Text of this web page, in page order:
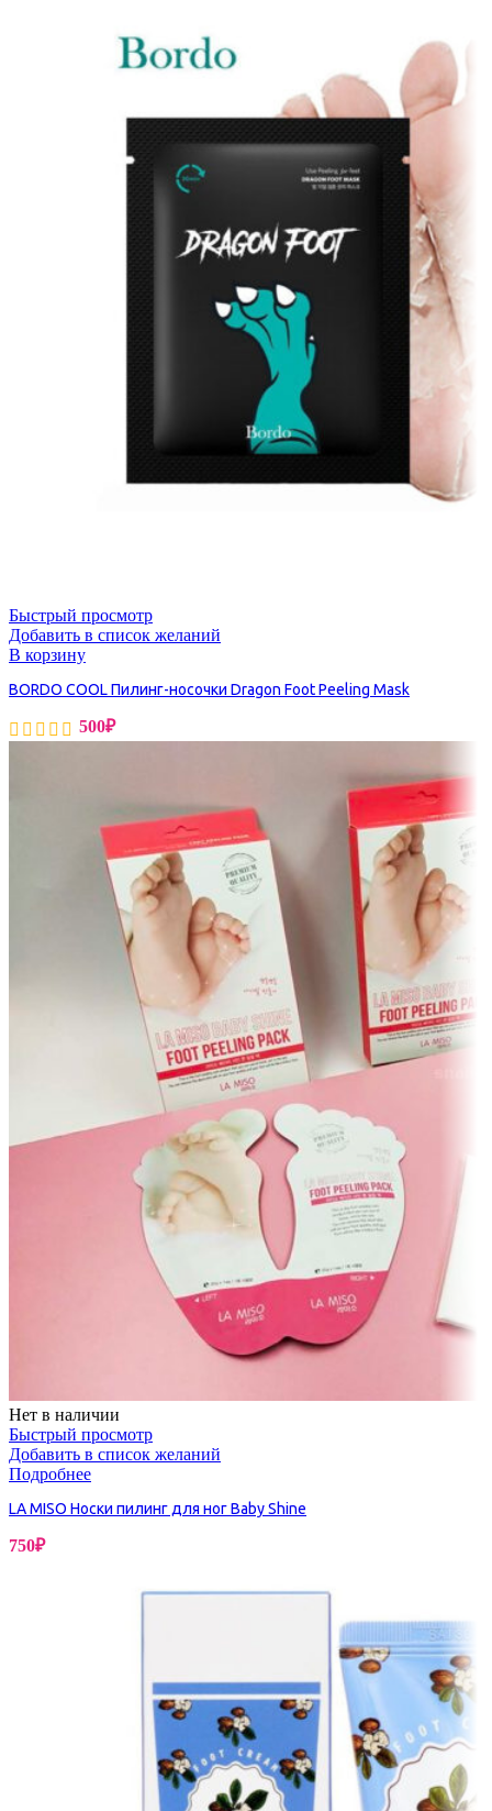
Быстрый просмотр
Добавить в список желаний
В корзину
BORDO COOL Пилинг-носочки Dragon Foot Peeling Mask
500₽
Нет в наличии
Быстрый просмотр
Добавить в список желаний
Подробнее
LA MISO Носки пилинг для ног Baby Shine
750₽